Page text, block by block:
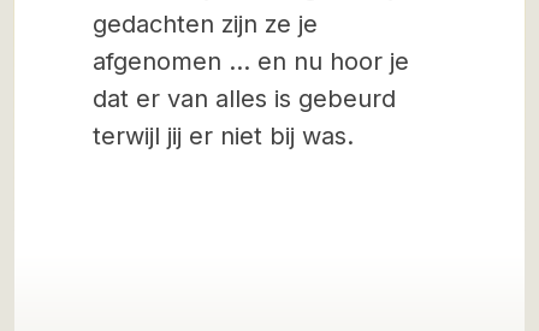
gedachten zijn ze je
afgenomen … en nu hoor je
dat er van alles is gebeurd
terwijl jij er niet bij was.